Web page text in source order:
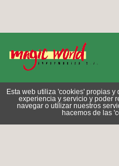
Esta web utiliza 'cookies' propias
experiencia y servicio y poder
navegar o utilizar nuestros
hacemos de las